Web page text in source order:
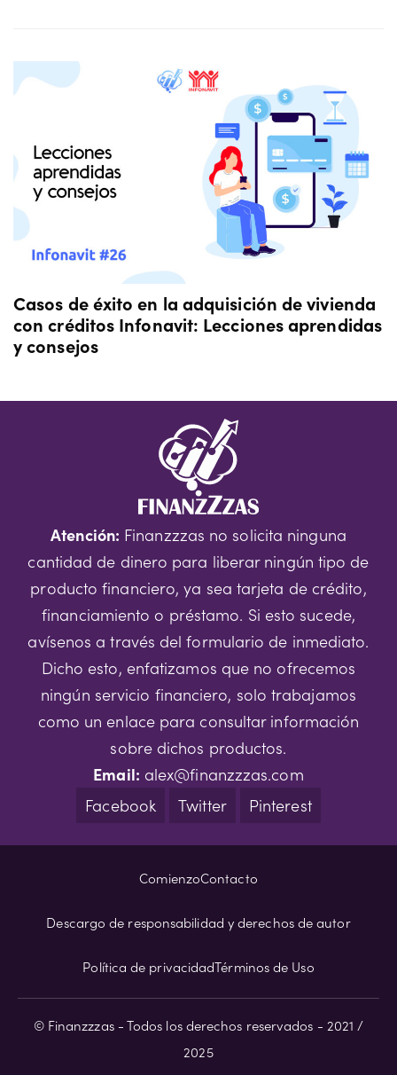
Casos de éxito en la adquisición de vivienda
con créditos Infonavit: Lecciones aprendidas
y consejos
Atención: Finanzzzas no solicita ninguna
cantidad de dinero para liberar ningún tipo de
producto financiero, ya sea tarjeta de crédito,
financiamiento o préstamo. Si esto sucede,
avísenos a través del formulario de inmediato.
Dicho esto, enfatizamos que no ofrecemos
ningún servicio financiero, solo trabajamos
como un enlace para consultar información
sobre dichos productos.
Email: alex@finanzzzas.com
Facebook
Twitter Pinterest
© Finanzzzas - Todos los derechos reservados - 2021 /
2025
ComienzoContacto
Descargo de responsabilidad y derechos de autor
Política de privacidadTérminos de Uso